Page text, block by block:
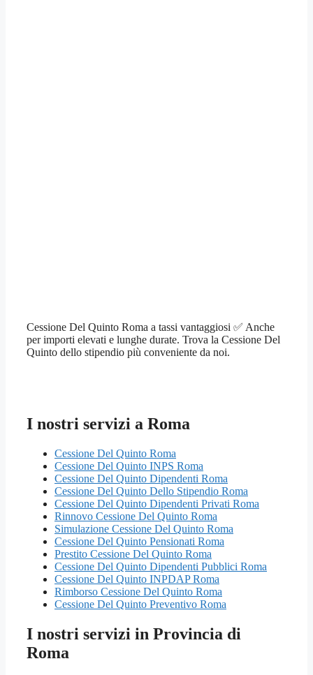
Cessione Del Quinto Roma a tassi vantaggiosi ✅ Anche
per importi elevati e lunghe durate. Trova la Cessione Del
Quinto dello stipendio più conveniente da noi.
I nostri servizi a Roma
Cessione Del Quinto Roma
Cessione Del Quinto INPS Roma
Cessione Del Quinto Dipendenti Roma
Cessione Del Quinto Dello Stipendio Roma
Cessione Del Quinto Dipendenti Privati Roma
Rinnovo Cessione Del Quinto Roma
Simulazione Cessione Del Quinto Roma
Cessione Del Quinto Pensionati Roma
Prestito Cessione Del Quinto Roma
Cessione Del Quinto Dipendenti Pubblici Roma
Cessione Del Quinto INPDAP Roma
Rimborso Cessione Del Quinto Roma
Cessione Del Quinto Preventivo Roma
I nostri servizi in Provincia di
Roma